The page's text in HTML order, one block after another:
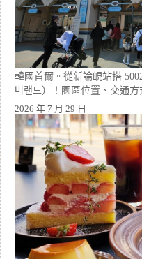
韓國首爾。從新論峴站搭
버랜드）！園區位置、交通
2026 年 7 月 29 日